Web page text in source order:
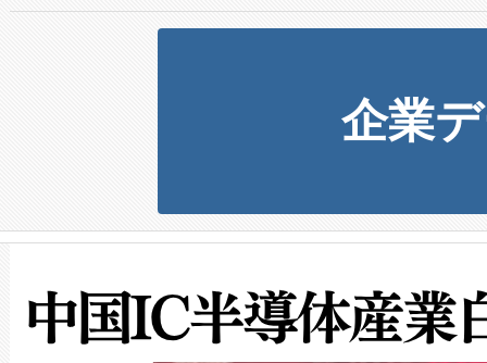
企業